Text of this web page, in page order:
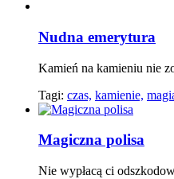
Nudna emerytura
Kamień na kamieniu nie
Tagi: czas, kamienie,
Magiczna polisa
Nie wypłacą ci